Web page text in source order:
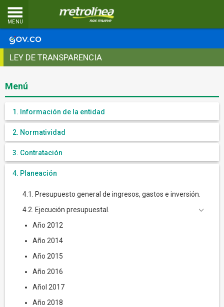
MENU
LEY DE TRANSPARENCIA
Menú
1. Información de la entidad
2. Normatividad
3. Contratación
4. Planeación
4.1. Presupuesto general de ingresos, gastos e inversión.
4.2. Ejecución presupuestal.
Año 2012
Año 2014
Año 2015
Año 2016
Añol 2017
Año 2018